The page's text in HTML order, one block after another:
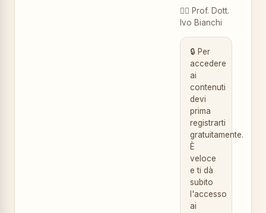
👨‍⚕️ Prof. Dott.
Ivo Bianchi
🔒 Per
accedere
ai
contenuti
devi
prima
registrarti
gratuitamente.
È
veloce
e ti dà
subito
l'accesso
ai